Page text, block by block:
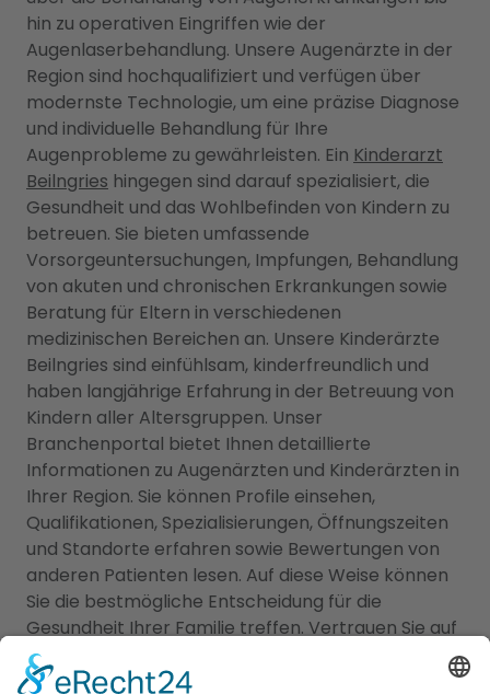
hin zu operativen Eingriffen wie der
Augenlaserbehandlung. Unsere Augenärzte in der
Region sind hochqualifiziert und verfügen über
modernste Technologie, um eine präzise Diagnose
und individuelle Behandlung für Ihre
Augenprobleme zu gewährleisten. Ein Kinderarzt
Beilngries hingegen sind darauf spezialisiert, die
Gesundheit und das Wohlbefinden von Kindern zu
betreuen. Sie bieten umfassende
Vorsorgeuntersuchungen, Impfungen, Behandlung
von akuten und chronischen Erkrankungen sowie
Beratung für Eltern in verschiedenen
medizinischen Bereichen an. Unsere Kinderärzte
Beilngries sind einfühlsam, kinderfreundlich und
haben langjährige Erfahrung in der Betreuung von
Kindern aller Altersgruppen. Unser
Branchenportal bietet Ihnen detaillierte
Informationen zu Augenärzten und Kinderärzten in
Ihrer Region. Sie können Profile einsehen,
Qualifikationen, Spezialisierungen, Öffnungszeiten
und Standorte erfahren sowie Bewertungen von
anderen Patienten lesen. Auf diese Weise können
Sie die bestmögliche Entscheidung für die
Gesundheit Ihrer Familie treffen. Vertrauen Sie auf
unsere Plattform, um die besten Augenärzte und
Kinderärzte in Ihrer Nähe zu finden. Sorgen Sie